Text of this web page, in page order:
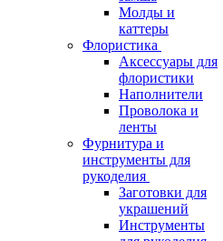
Молды и
каттеры
Флористика
Аксессуары для
флористики
Наполнители
Проволока и
ленты
Фурнитура и
инструменты для
рукоделия
Заготовки для
украшений
Инструменты